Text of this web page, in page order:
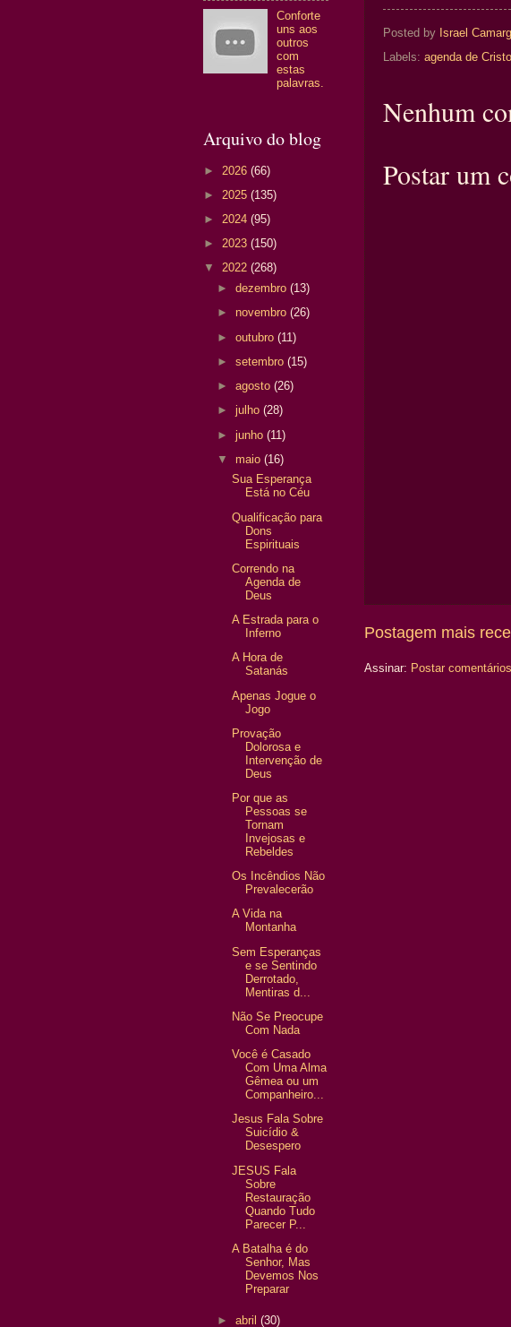
Posted by Israel
Labels: agenda de Cristo
Nenhum
Postar um
Postagem mais
Assinar: Postar
Conforte
uns aos
outros
com
estas
palavras.
Arquivo do blog
► 2026 (66)
► 2025 (135)
► 2024 (95)
► 2023 (150)
▼ 2022 (268)
►dezembro(13)
► novembro(26)
►outubro(11)
►setembro(15)
►agosto(26)
►julho(28)
►junho(11)
▼ maio(16)
Sua Esperança
Está no Céu
Qualificação para
Dons
Espirituais
Correndo na
Agenda de
Deus
A Estrada para o
Inferno
A Hora de
Satanás
Apenas Jogue o
Jogo
Provação
Dolorosa e
Intervenção de
Deus
Por que as
Pessoas se
Tornam
Invejosas e
Rebeldes
Os Incêndios Não
Prevalecerão
A Vida na
Montanha
Sem Esperanças
e se Sentindo
Derrotado,
Mentiras d...
Não Se Preocupe
Com Nada
Você é Casado
Com Uma Alma
Gêmea ou um
Companheiro...
Jesus Fala Sobre
Suicídio &
Desespero
JESUS Fala
Sobre
Restauração
Quando Tudo
Parecer P...
A Batalha é do
Senhor, Mas
Devemos Nos
Preparar
►abril(30)